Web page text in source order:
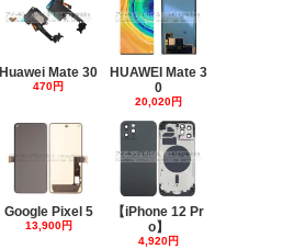
Huawei Mate 30
470円
HUAWEI Mate 3
0
20,020円
Google Pixel 5
13,900円
【iPhone 12 Pr
o】
4,920円